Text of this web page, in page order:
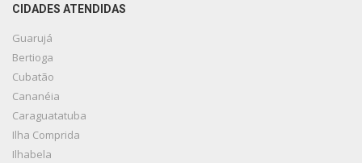
CIDADES ATENDIDAS
Guarujá
Bertioga
Cubatão
Cananéia
Caraguatatuba
Ilha Comprida
Ilhabela